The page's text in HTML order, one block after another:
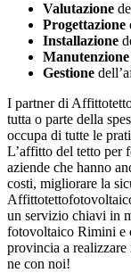
Valutazione
Progettazione
Installazione
Manutenzione
Gestione
I partner di
tutta o parte della
occupa di tutte le
L’affitto del tetto per
aziende che hanno
costi, migliorare la
un servizio chiavi in
fotovoltaico Rimini e
provincia a
ne con noi!